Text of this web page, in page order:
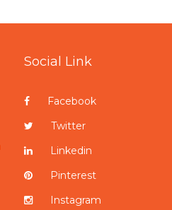
Social Link
Facebook
Twitter
Linkedin
Pinterest
Instagram